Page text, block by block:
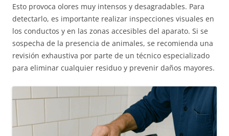
Esto provoca olores muy intensos y desagradables. Para
detectarlo, es importante realizar inspecciones visuales en
los conductos y en las zonas accesibles del aparato. Si se
sospecha de la presencia de animales, se recomienda una
revisión exhaustiva por parte de un técnico especializado
para eliminar cualquier residuo y prevenir daños mayores.